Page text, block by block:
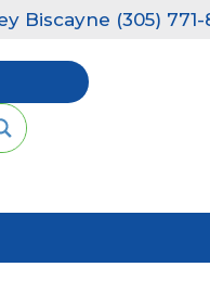
(305) 771-